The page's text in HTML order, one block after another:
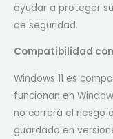
ayudar a proteger
de seguridad.
Compatibilidad con
Windows 11 es
funcionan en
no correrá el riesgo
guardado en